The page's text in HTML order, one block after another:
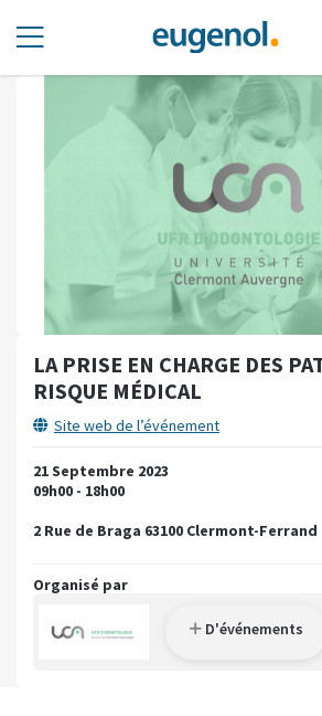
LA PRISE EN CHARGE DES
RISQUE MÉDICAL
Site web de l’événement
21 Septembre 2023
09h00 - 18h00
2 Rue de Braga 63100 Clermont-Ferrand
Organisé par
D'événements